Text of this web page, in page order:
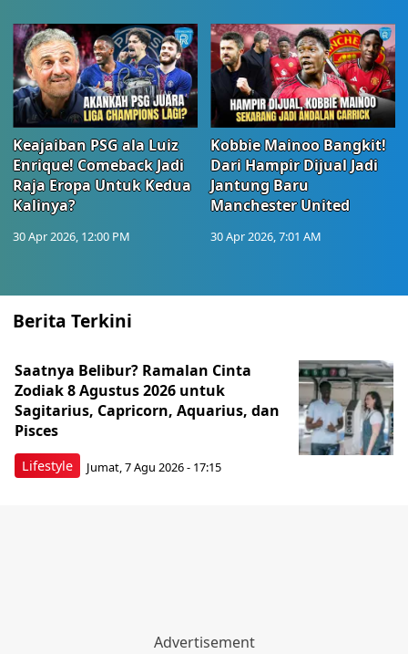
Keajaiban PSG ala Luiz
Enrique! Comeback Jadi
Raja Eropa Untuk Kedua
Kalinya?
30 Apr 2026, 12:00 PM
Kobbie Mainoo Bangkit!
Dari Hampir Dijual Jadi
Jantung Baru
Manchester United
30 Apr 2026, 7:01 AM
Berita Terkini
Lifestyle
Saatnya Belibur? Ramalan Cinta
Zodiak 8 Agustus 2026 untuk
Sagitarius, Capricorn, Aquarius, dan
Pisces
Jumat, 7 Agu 2026 - 17:15